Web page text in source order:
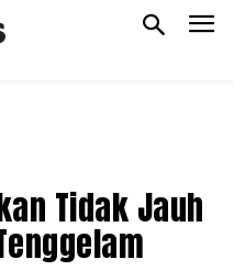
Tidak Jauh